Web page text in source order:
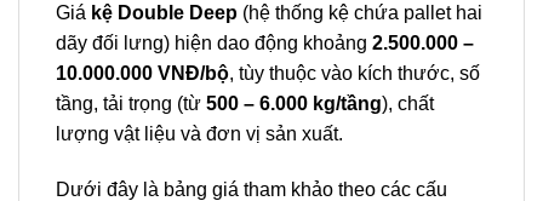
Giá kệ Double Deep (hệ thống kệ chứa pallet hai
dãy đối lưng) hiện dao động khoảng 2.500.000 –
10.000.000 VNĐ/bộ, tùy thuộc vào kích thước, số
tầng, tải trọng (từ 500 – 6.000 kg/tầng), chất
lượng vật liệu và đơn vị sản xuất.
Dưới đây là bảng giá tham khảo theo các cấu